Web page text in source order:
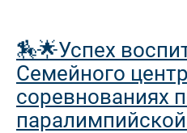
🏇🌟Успех
Семейного
соревнованиях